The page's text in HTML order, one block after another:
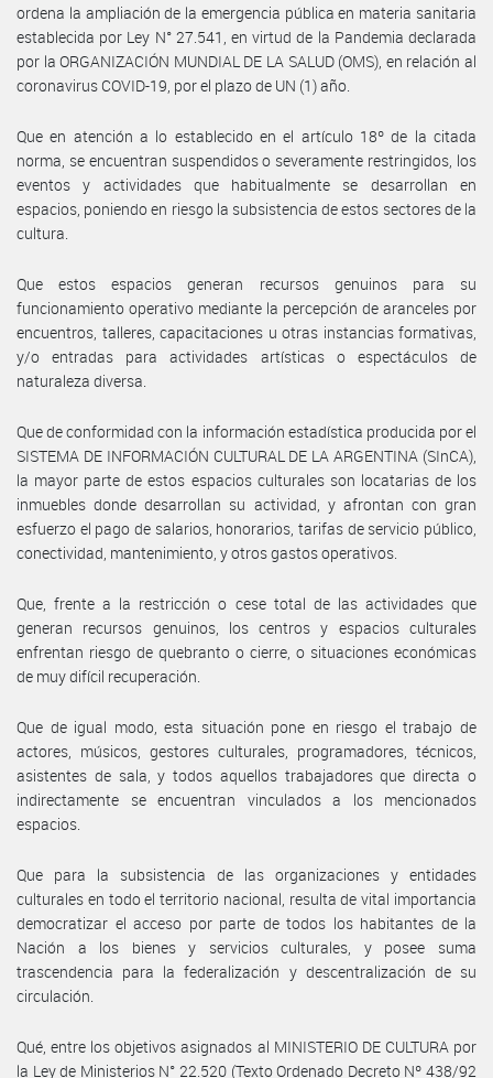
ordena la ampliación de la emergencia pública en materia sanitaria
establecida por Ley N° 27.541, en virtud de la Pandemia declarada
por la ORGANIZACIÓN MUNDIAL DE LA SALUD (OMS), en relación al
coronavirus COVID-19, por el plazo de UN (1) año.
Que en atención a lo establecido en el artículo 18º de la citada
norma, se encuentran suspendidos o severamente restringidos, los
eventos y actividades que habitualmente se desarrollan en
espacios, poniendo en riesgo la subsistencia de estos sectores de la
cultura.
Que estos espacios generan recursos genuinos para su
funcionamiento operativo mediante la percepción de aranceles por
encuentros, talleres, capacitaciones u otras instancias formativas,
y/o entradas para actividades artísticas o espectáculos de
naturaleza diversa.
Que de conformidad con la información estadística producida por el
SISTEMA DE INFORMACIÓN CULTURAL DE LA ARGENTINA (SInCA),
la mayor parte de estos espacios culturales son locatarias de los
inmuebles donde desarrollan su actividad, y afrontan con gran
esfuerzo el pago de salarios, honorarios, tarifas de servicio público,
conectividad, mantenimiento, y otros gastos operativos.
Que, frente a la restricción o cese total de las actividades que
generan recursos genuinos, los centros y espacios culturales
enfrentan riesgo de quebranto o cierre, o situaciones económicas
de muy difícil recuperación.
Que de igual modo, esta situación pone en riesgo el trabajo de
actores, músicos, gestores culturales, programadores, técnicos,
asistentes de sala, y todos aquellos trabajadores que directa o
indirectamente se encuentran vinculados a los mencionados
espacios.
Que para la subsistencia de las organizaciones y entidades
culturales en todo el territorio nacional, resulta de vital importancia
democratizar el acceso por parte de todos los habitantes de la
Nación a los bienes y servicios culturales, y posee suma
trascendencia para la federalización y descentralización de su
circulación.
Qué, entre los objetivos asignados al MINISTERIO DE CULTURA por
la Ley de Ministerios N° 22.520 (Texto Ordenado Decreto Nº 438/92